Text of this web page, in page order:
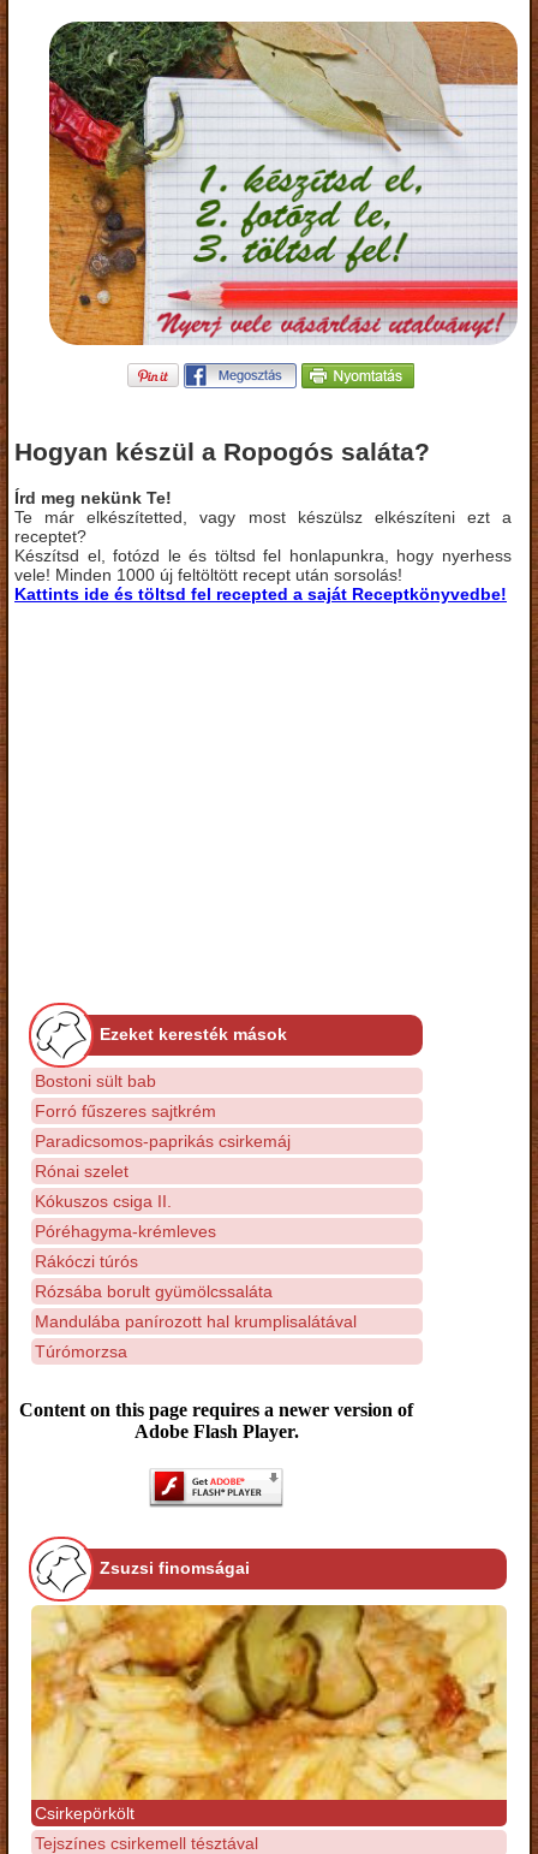
Hogyan készül a Ropogós saláta?
Írd meg nekünk Te!
Te már elkészítetted, vagy most készülsz elkészíteni ezt a
receptet?
Készítsd el, fotózd le és töltsd fel honlapunkra, hogy nyerhess
vele! Minden 1000 új feltöltött recept után sorsolás!
Kattints ide és töltsd fel recepted a saját Receptkönyvedbe!
Ezeket keresték mások
Bostoni sült bab
Forró fűszeres sajtkrém
Paradicsomos-paprikás csirkemáj
Rónai szelet
Kókuszos csiga II.
Póréhagyma-krémleves
Rákóczi túrós
Rózsába borult gyümölcssaláta
Mandulába panírozott hal krumplisalátával
Túrómorzsa
Content on this page requires a newer version of
Adobe Flash Player.
Zsuzsi finomságai
Csirkepörkölt
Tejszínes csirkemell tésztával